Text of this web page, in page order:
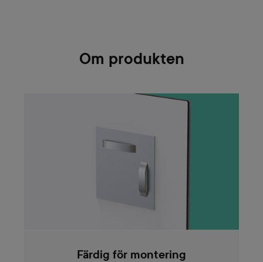
Om produkten
Färdig för montering